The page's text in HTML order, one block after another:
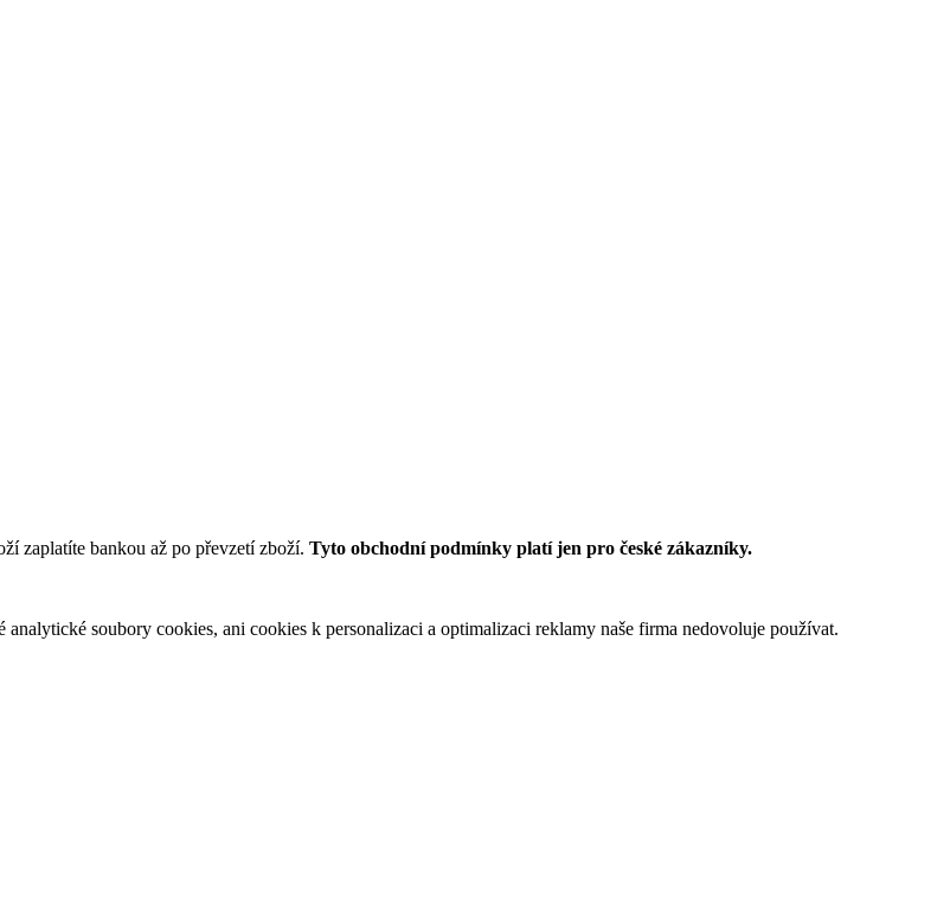
zaplatíte bankou až po převzetí zboží. Tyto obchodní podmínky platí jen pro české zákazníky.
soubory cookies, ani cookies k personalizaci a optimalizaci reklamy naše firma nedovoluje používat.